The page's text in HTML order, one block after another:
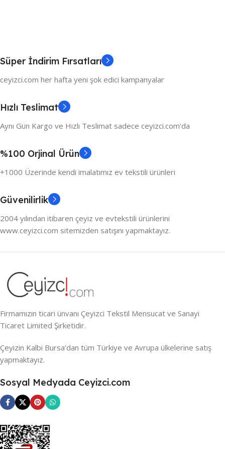
Süper İndirim Fırsatları
ceyizci.com her hafta yeni şok edici kampanyalar
Hızlı Teslimat
Aynı Gün Kargo ve Hızlı Teslimat sadece ceyizci.com'da
%100 Orjinal Ürün
+1000 Üzerinde kendi imalatımız ev tekstili ürünleri
Güvenilirlik
2004 yılından itibaren çeyiz ve evtekstili ürünlerini
www.ceyizci.com sitemizden satışını yapmaktayız.
Firmamızın ticari ünvanı Çeyizci Tekstil Mensucat ve Sanayi
Ticaret Limited Şirketidir.
Çeyizin Kalbi Bursa’dan tüm Türkiye ve Avrupa ülkelerine satış
yapmaktayız.
Sosyal Medyada Ceyizci.com